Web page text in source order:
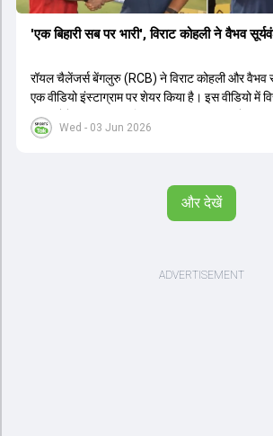
Wed - 03 Jun 2026
'एक बिहारी सब पर भारी', विराट कोहली ने वैभव
रॉयल चैलेंजर्स बेंगलुरु (RCB) ने विराट कोहली और वैभव
एक वीडियो इंस्टाग्राम पर शेयर किया है। इस वीडियो में
सलाह देते हुए कहा, 'एक बिहारी सब पर भारी। बस गेम
पर विश्वास रखने और नकारात्मक बातों पर ध्यान न देने की
सीरीज खेलेंगे। वहीं, विराट कोहली लंदन रवाना हो गए हैं
और देखें